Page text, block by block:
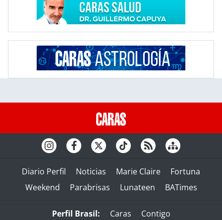
Diario Perfil Noticias Marie Claire
Fortuna
Weekend
Parabrisas Lunateen BATimes
Perfil Brasil: Caras Contigo